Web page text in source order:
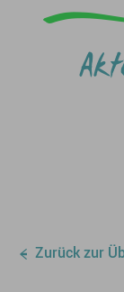
Zurück zur